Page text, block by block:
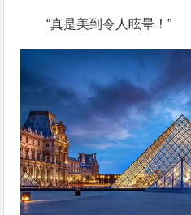
“真是美到令人眩晕！”